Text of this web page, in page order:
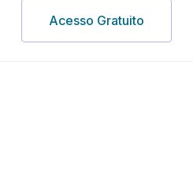
Acesso Gratuito